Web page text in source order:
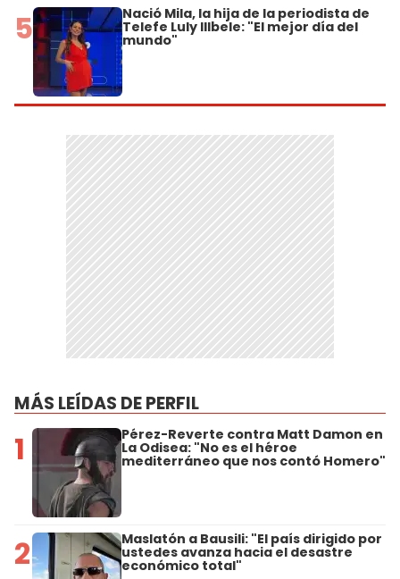
5 Nació Mila, la hija de la periodista de
Telefe Luly Illbele: "El mejor día del
mundo"
MÁS LEÍDAS DE PERFIL
1 Pérez-Reverte contra Matt Damon en
La Odisea: "No es el héroe
mediterráneo que nos contó Homero"
2 Maslatón a Bausili: "El país dirigido por
ustedes avanza hacia el desastre
económico total"